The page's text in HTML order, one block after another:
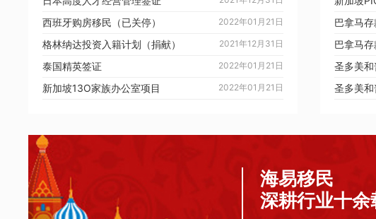
2022年01月21日
西班牙购房移民（已关停）
2021年12月31日
格林纳达投资入籍计划（捐献）
2022年01月21日
泰国精英签证
2022年01月21日
新加坡13O家族办公室项目
巴拿马
巴拿马
圣多美
圣多美
海易移民
深耕行业十余